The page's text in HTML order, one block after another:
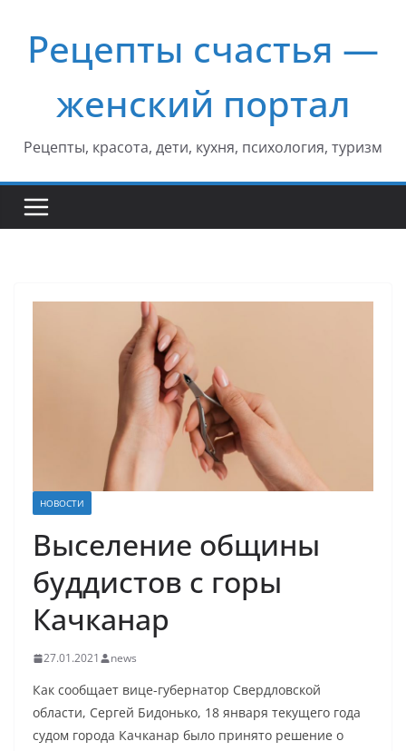
содержимому
Рецепты счастья —
женский портал
Рецепты, красота, дети, кухня, психология, туризм
НОВОСТИ
Выселение общины
буддистов с горы
Качканар
27.01.2021 news
Как сообщает вице-губернатор Свердловской
области, Сергей Бидонько, 18 января текущего года
судом города Качканар было принято решение о